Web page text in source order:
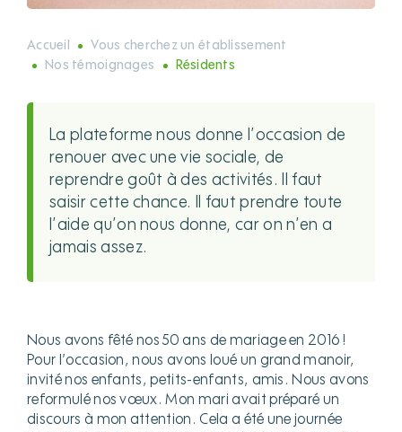
Accueil
Vous cherchez un établissement
Nos témoignages
Résidents
La plateforme nous donne l’occasion de
renouer avec une vie sociale, de
reprendre goût à des activités. Il faut
saisir cette chance. Il faut prendre toute
l’aide qu’on nous donne, car on n’en a
jamais assez.
Nous avons fêté nos 50 ans de mariage en 2016 !
Pour l’occasion, nous avons loué un grand manoir,
invité nos enfants, petits-enfants, amis. Nous avons
reformulé nos vœux. Mon mari avait préparé un
discours à mon attention. Cela a été une journée